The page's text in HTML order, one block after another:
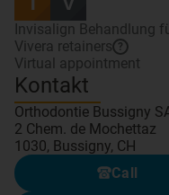
Invisalign Behandlung
Vivera retainers ?
Virtual appointment
Kontakt
Orthodontie Bussigny
2 Chem. de Mochettaz
1030, Bussigny, CH
Call